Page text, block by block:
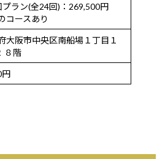
プラン(全24回)：269,500円
コースあり
大阪市中央区南船場１丁目１
８階
円